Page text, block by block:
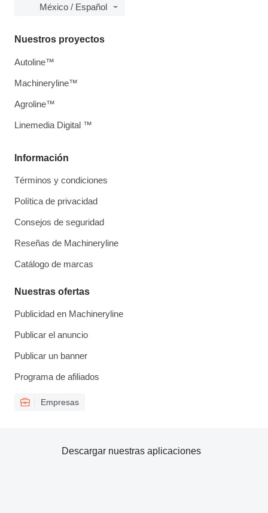
México / Español
Información
Términos y condiciones
Política de privacidad
Consejos de seguridad
Reseñas de Machineryline
Catálogo de marcas
Nuestras ofertas
Publicidad en Machineryline
Publicar el anuncio
Publicar un banner
Programa de afiliados
Empresas
Nuestros proyectos
Autoline™
Machineryline™
Agroline™
Linemedia Digital ™
Descargar nuestras aplicaciones